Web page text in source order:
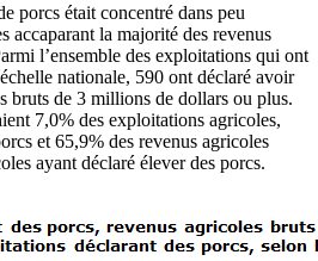
porcs était concentré dans peu
accaparant la majorité des revenus
l’ensemble des exploitations qui ont
nationale, 590 ont déclaré avoir
bruts de 3 millions de dollars ou plus.
7,0% des exploitations agricoles,
et 65,9% des revenus agricoles
ayant déclaré élever des porcs.